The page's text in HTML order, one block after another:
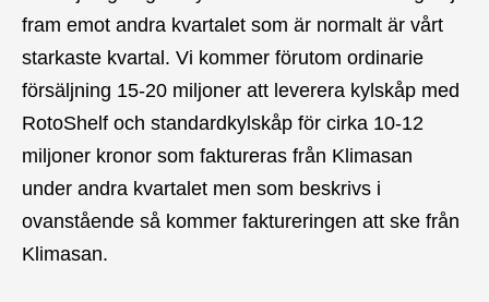
fram emot andra kvartalet som är normalt är vårt
starkaste kvartal. Vi kommer förutom ordinarie
försäljning 15-20 miljoner att leverera kylskåp med
RotoShelf och standardkylskåp för cirka 10-12
miljoner kronor som faktureras från Klimasan
under andra kvartalet men som beskrivs i
ovanstående så kommer faktureringen att ske från
Klimasan.